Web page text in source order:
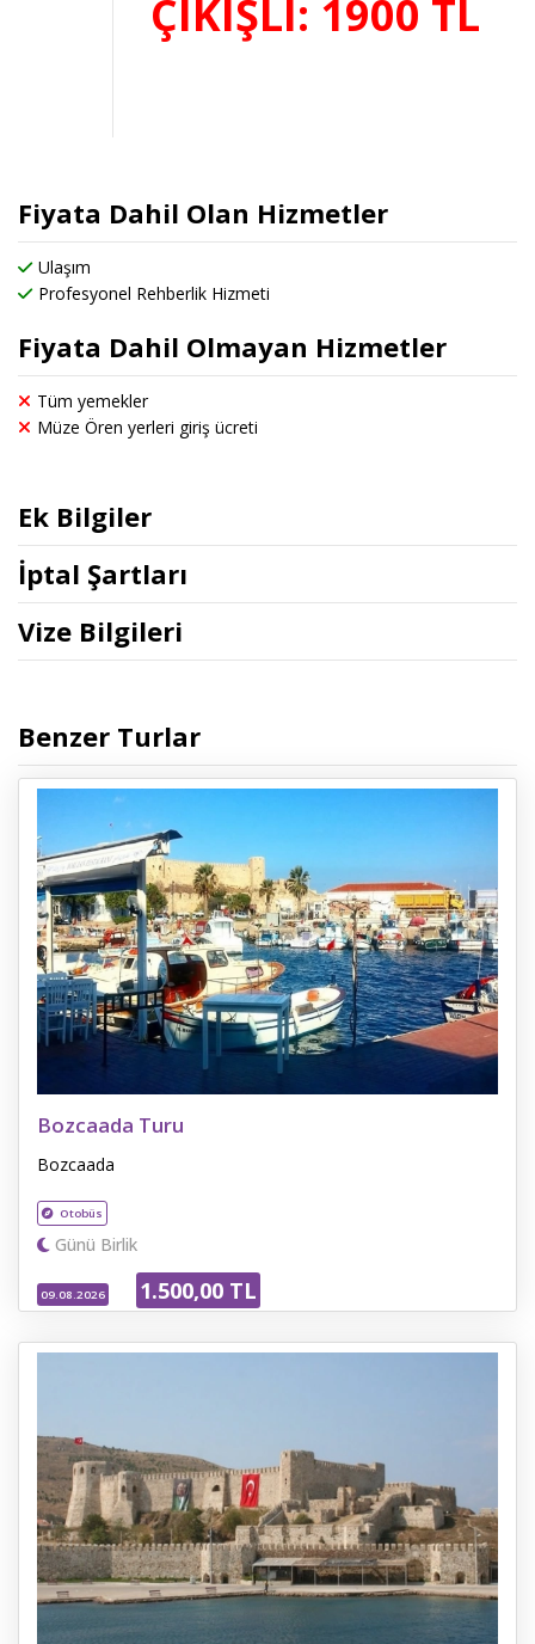
ÇIKIŞLI: 1900 TL
Fiyata Dahil Olan Hizmetler
Ulaşım
Profesyonel Rehberlik Hizmeti
Fiyata Dahil Olmayan Hizmetler
Tüm yemekler
Müze Ören yerleri giriş ücreti
Ek Bilgiler
İptal Şartları
Vize Bilgileri
Benzer Turlar
Bozcaada Turu
Bozcaada
Otobüs
Günü Birlik
09.08.2026 1.500,00 TL